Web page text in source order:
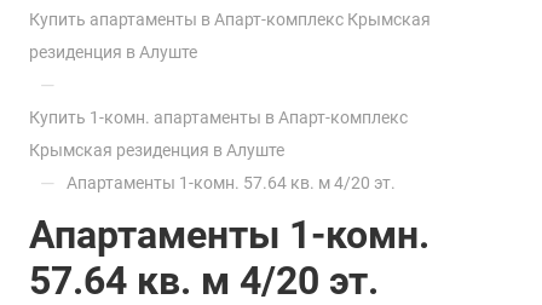
Купить апартаменты в Апарт-комплекс Крымская
резиденция в Алуште
—
Купить 1-комн. апартаменты в Апарт-комплекс
Крымская резиденция в Алуште
— Апартаменты 1-комн. 57.64 кв. м 4/20 эт.
Апартаменты 1-комн.
57.64 кв. м 4/20 эт.